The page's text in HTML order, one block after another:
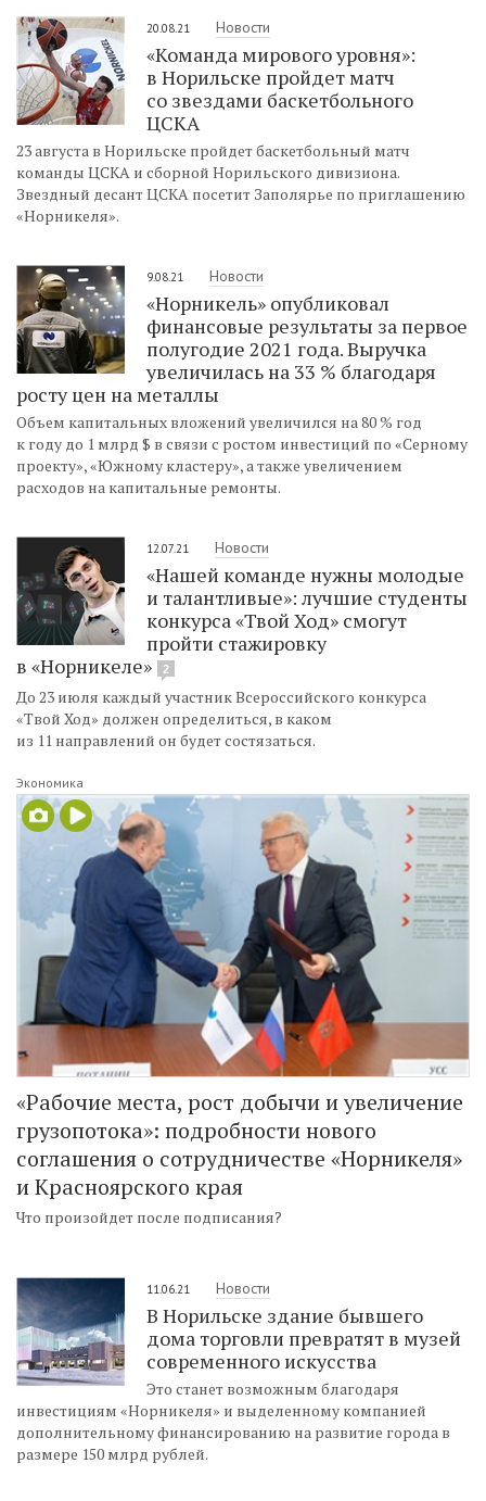
20.08.21 Новости
«Команда мирового уровня»:
в Норильске пройдет матч
со звездами баскетбольного
ЦСКА
23 августа в Норильске пройдет баскетбольный матч
команды ЦСКА и сборной Норильского дивизиона.
Звездный десант ЦСКА посетит Заполярье по приглашению
«Норникеля».
9.08.21 Новости
«Норникель» опубликовал
финансовые результаты за первое
полугодие 2021 года. Выручка
увеличилась на 33 % благодаря
росту цен на металлы
Объем капитальных вложений увеличился на 80 % год
к году до 1 млрд $ в связи с ростом инвестиций по «Серному
проекту», «Южному кластеру», а также увеличением
расходов на капитальные ремонты.
12.07.21 Новости
«Нашей команде нужны молодые
и талантливые»: лучшие студенты
конкурса «Твой Ход» смогут
пройти стажировку
в «Норникеле»
2
До 23 июля каждый участник Всероссийского конкурса
«Твой Ход» должен определиться, в каком
из 11 направлений он будет состязаться.
Экономика
«Рабочие места, рост добычи и увеличение
грузопотока»: подробности нового
соглашения о сотрудничестве «Норникеля»
и Красноярского края
Что произойдет после подписания?
11.06.21 Новости
В Норильске здание бывшего
дома торговли превратят в музей
современного искусства
Это станет возможным благодаря
инвестициям «Норникеля» и выделенному компанией
дополнительному финансированию на развитие города в
размере 150 млрд рублей.